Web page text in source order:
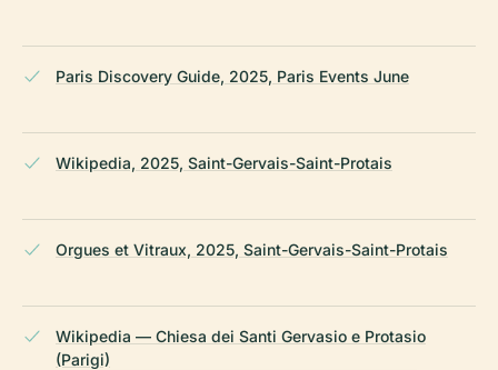
Paris Discovery Guide, 2025, Paris Events June
Wikipedia, 2025, Saint-Gervais-Saint-Protais
Orgues et Vitraux, 2025, Saint-Gervais-Saint-Protais
Wikipedia — Chiesa dei Santi Gervasio e Protasio
(Parigi)